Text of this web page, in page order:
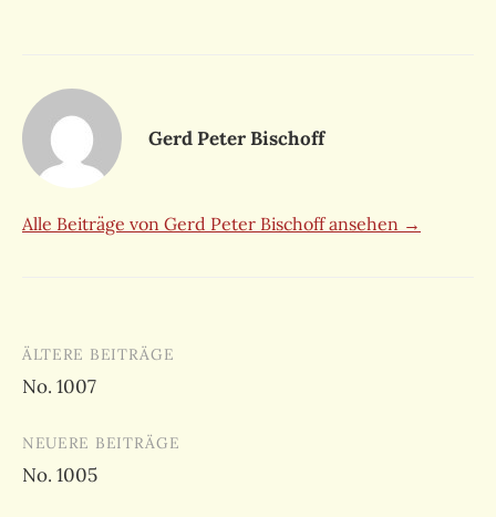
Gerd Peter Bischoff
Alle Beiträge von Gerd Peter Bischoff ansehen →
Beitragsnavigation
ÄLTERE BEITRÄGE
No. 1007
NEUERE BEITRÄGE
No. 1005